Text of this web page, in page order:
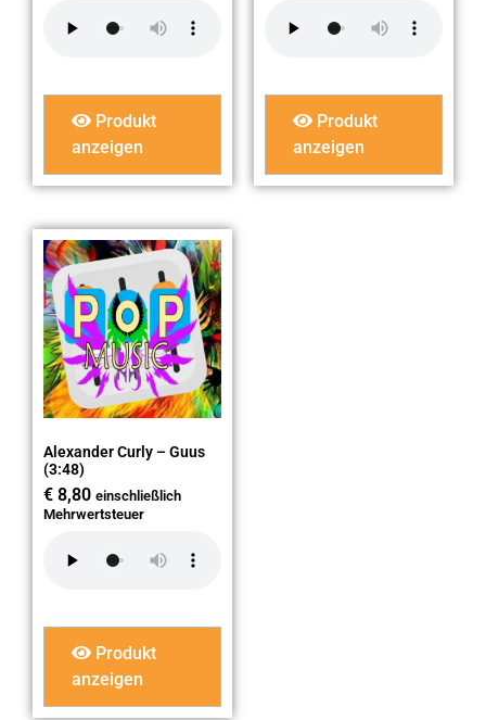
Produkt
anzeigen
Produkt
anzeigen
Alexander Curly – Guus
(3:48)
€ 8,80 einschließlich
Mehrwertsteuer
Produkt
anzeigen